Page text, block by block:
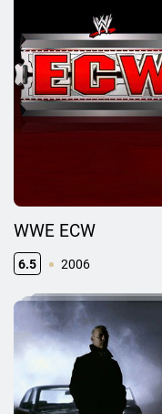
WWE ECW
6.5 2006